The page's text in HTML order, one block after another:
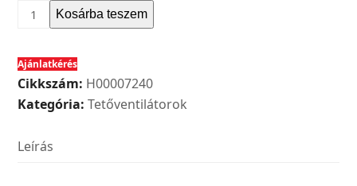
Helios
225
B
tip.
függőleges
Kosárba teszem
Ajánlatkérés
Cikkszám: H00007240
Kategória: Tetőventilátorok
Leírás